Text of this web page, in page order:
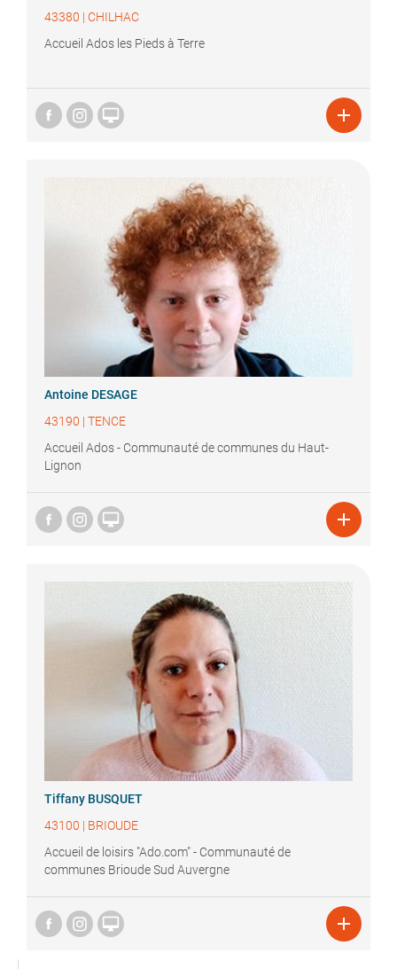
43380 | CHILHAC
Accueil Ados les Pieds à Terre
 
Antoine DESAGE
43190 | TENCE
Accueil Ados - Communauté de communes du Haut-
Lignon
 
Tiffany BUSQUET
43100 | BRIOUDE
Accueil de loisirs "Ado.com" - Communauté de
communes Brioude Sud Auvergne
 